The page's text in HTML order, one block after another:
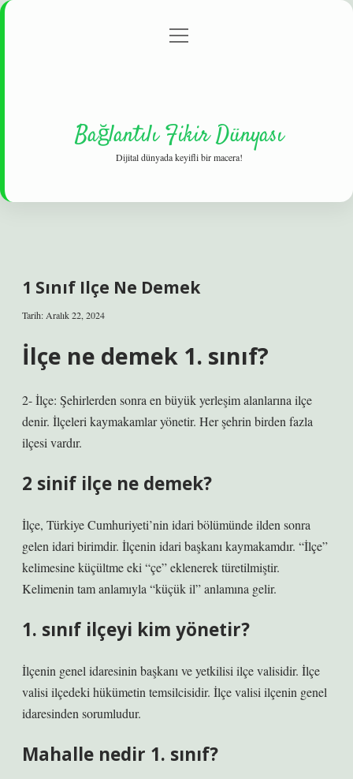
Gizlilik Politikası
menüyü
Bağlantılı Fikir Dünyası
Dijital dünyada keyifli bir macera!
1 Sınıf Ilçe Ne Demek
Tarih: Aralık 22, 2024
İlçe ne demek 1. sınıf?
2- İlçe: Şehirlerden sonra en büyük yerleşim alanlarına ilçe
denir. İlçeleri kaymakamlar yönetir. Her şehrin birden fazla
ilçesi vardır.
2 sinif ilçe ne demek?
İlçe, Türkiye Cumhuriyeti’nin idari bölümünde ilden sonra
gelen idari birimdir. İlçenin idari başkanı kaymakamdır. “İlçe”
kelimesine küçültme eki “çe” eklenerek türetilmiştir.
Kelimenin tam anlamıyla “küçük il” anlamına gelir.
1. sınıf ilçeyi kim yönetir?
İlçenin genel idaresinin başkanı ve yetkilisi ilçe valisidir. İlçe
valisi ilçedeki hükümetin temsilcisidir. İlçe valisi ilçenin genel
idaresinden sorumludur.
Mahalle nedir 1. sınıf?